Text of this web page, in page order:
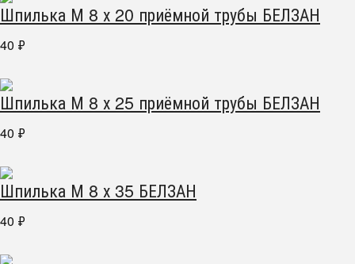
Шпилька М 8 х 20 приёмной трубы БЕЛЗАН
40 ₽
Шпилька М 8 х 25 приёмной трубы БЕЛЗАН
40 ₽
Шпилька М 8 х 35 БЕЛЗАН
40 ₽